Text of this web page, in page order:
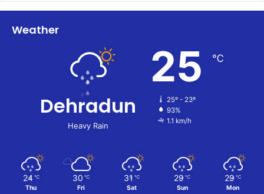
Weather
Dehradun
Heavy Rain
25 ℃
25º - 23º
93%
1.1 km/h
24 ℃
Thu
30 ℃
Fri
31 ℃
Sat
29 ℃
Sun
29 ℃
Mon